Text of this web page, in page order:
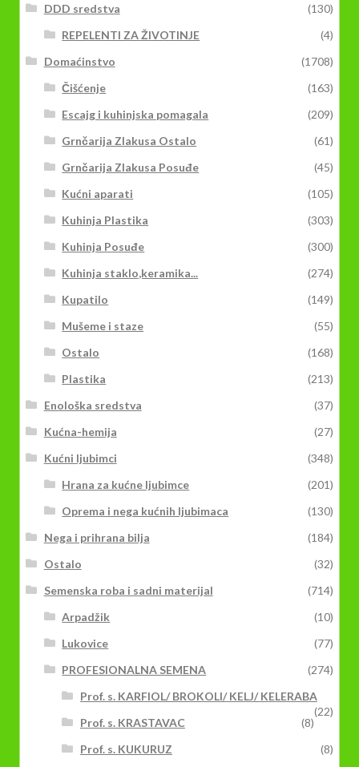
DDD sredstva
(130)
REPELENTI ZA ŽIVOTINJE
(4)
Domaćinstvo
(1708)
Čišćenje
(163)
Escajg i kuhinjska pomagala
(209)
Grnčarija Zlakusa Ostalo
(61)
Grnčarija Zlakusa Posuđe
(45)
Kućni aparati
(105)
Kuhinja Plastika
(303)
Kuhinja Posuđe
(300)
Kuhinja staklo,keramika...
(274)
Kupatilo
(149)
Mušeme i staze
(55)
Ostalo
(168)
Plastika
(213)
Enološka sredstva
(37)
Kućna-hemija
(27)
Kućni ljubimci
(348)
Hrana za kućne ljubimce
(201)
Oprema i nega kućnih ljubimaca
(130)
Nega i prihrana bilja
(184)
Ostalo
(32)
Semenska roba i sadni materijal
(714)
Arpadžik
(10)
Lukovice
(77)
PROFESIONALNA SEMENA
(274)
Prof. s. KARFIOL/ BROKOLI/ KELJ/ KELERABA
(22)
Prof. s. KRASTAVAC
(8)
Prof. s. KUKURUZ
(8)